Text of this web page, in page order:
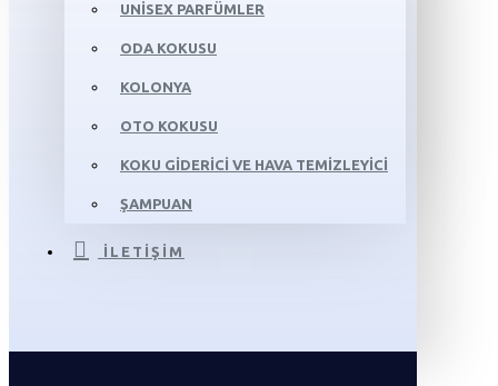
UNISEX PARFÜMLER
ODA KOKUSU
KOLONYA
OTO KOKUSU
KOKU GIDERICI VE HAVA TEMIZLEYICI
ŞAMPUAN
İLETIŞIM